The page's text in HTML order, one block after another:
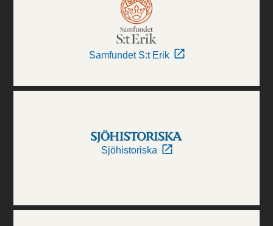
Samfundet S:t Erik
Sjöhistoriska